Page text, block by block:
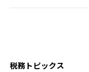
税務トピックス